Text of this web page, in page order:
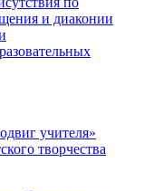
и диаконии
учителя»
творчества